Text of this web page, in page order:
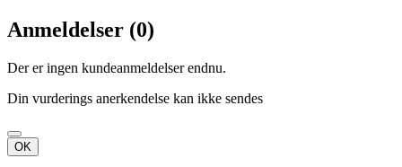
Anmeldelser (0)
Der er ingen kundeanmeldelser endnu.
Din vurderings anerkendelse kan ikke sendes
OK